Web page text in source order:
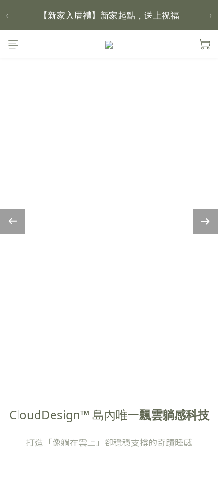
【新家入厝禮】新家起點，送上祝福
【 涼感家族 】天氣越熱，優惠越多
‹ ›
CloudDesign™ 島內唯一飄雲躺感科技
打造「像躺在雲上」卻穩穩支撐的奇蹟睡感